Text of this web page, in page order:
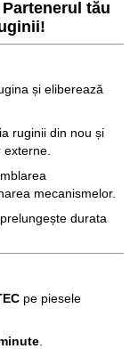
tău
și eliberează
ruginii din nou și
mecanismelor.
durata
pe piesele